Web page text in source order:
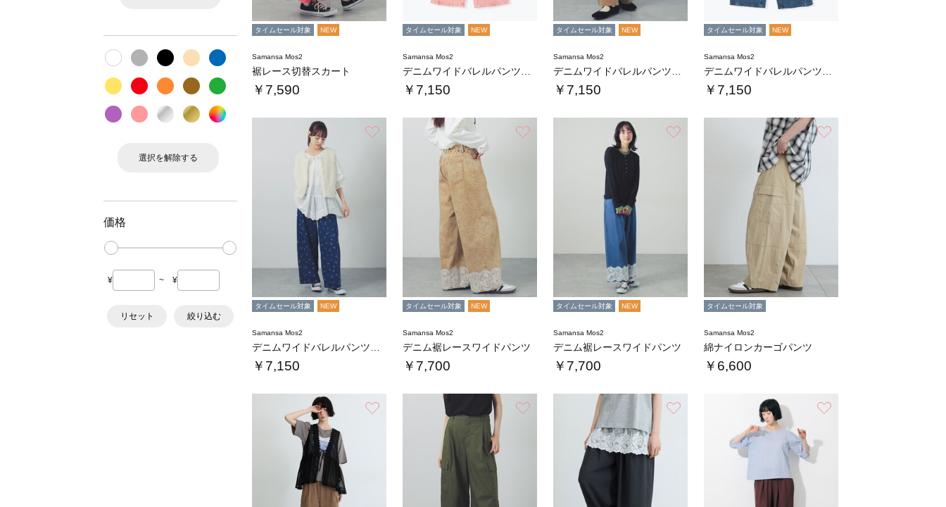
選択を解除する
価格
¥ ~ ¥
リセット 絞り込む
タイムセール対象 NEW
Samansa Mos2
裾レース切替スカート
￥7,590
タイムセール対象 NEW
Samansa Mos2
￥7,150
タイムセール対象 NEW
Samansa Mos2
￥7,150
タイムセール対象 NEW
Samansa Mos2
￥7,150
タイムセール対象 NEW
Samansa Mos2
￥7,150
タイムセール対象 NEW
Samansa Mos2
デニム裾レースワイドパンツ
￥7,700
タイムセール対象 NEW
Samansa Mos2
デニム裾レースワイドパンツ
￥7,700
タイムセール対象
Samansa Mos2
綿ナイロンカーゴパンツ
￥6,600